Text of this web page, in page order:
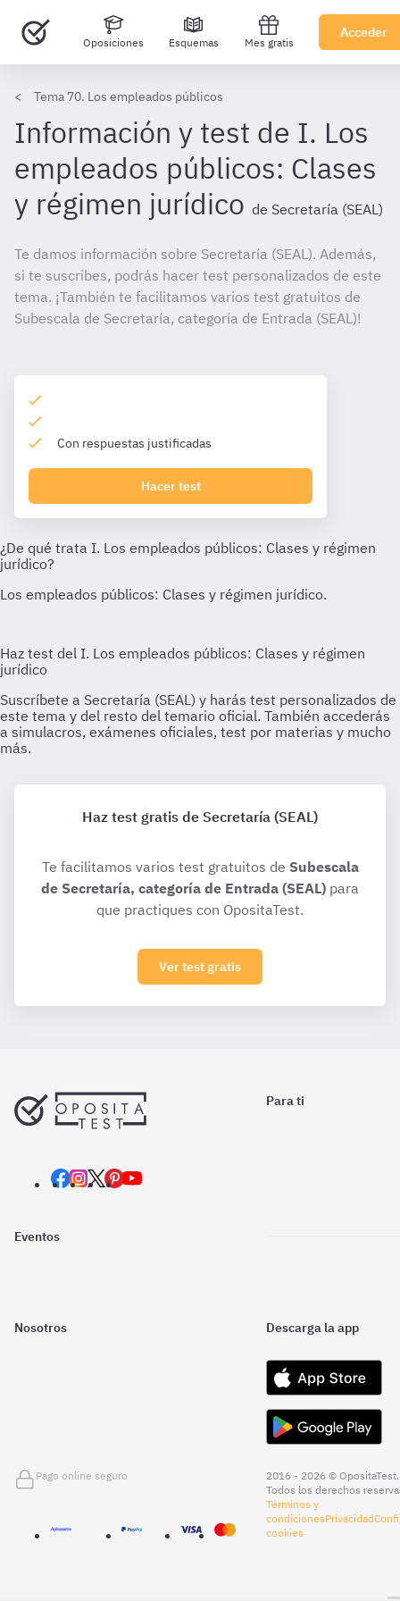
Oposiciones Esquemas Mes gratis
Acceder
Tema 70. Los empleados públicos
Información y test de I. Los
empleados públicos: Clases
y régimen jurídico de Secretaría (SEAL)
Te damos información sobre Secretaría (SEAL). Además,
si te suscribes, podrás hacer test personalizados de este
tema. ¡También te facilitamos varios test gratuitos de
Subescala de Secretaría, categoría de Entrada (SEAL)!
Con respuestas justificadas
Hacer test
Haz test gratis de Secretaría (SEAL)
Te facilitamos varios test gratuitos de Subescala
de Secretaría, categoría de Entrada (SEAL) para
que practiques con OpositaTest.
Ver test gratis
Para ti
Eventos
Nosotros Descarga la app
Pago online seguro
2016 - 2026 © OpositaTest.
Todos los derechos
Términos y
condicionesPrivacidad
cookies